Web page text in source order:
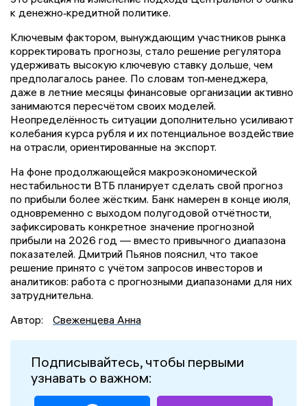
к денежно‑кредитной политике.
Ключевым фактором, вынуждающим участников рынка
корректировать прогнозы, стало решение регулятора
удерживать высокую ключевую ставку дольше, чем
предполагалось ранее. По словам топ‑менеджера,
даже в летние месяцы финансовые организации активно
занимаются пересчётом своих моделей.
Неопределённость ситуации дополнительно усиливают
колебания курса рубля и их потенциальное воздействие
на отрасли, ориентированные на экспорт.
На фоне продолжающейся макроэкономической
нестабильности ВТБ планирует сделать свой прогноз
по прибыли более жёстким. Банк намерен в конце июля,
одновременно с выходом полугодовой отчётности,
зафиксировать конкретное значение прогнозной
прибыли на 2026 год — вместо привычного диапазона
показателей. Дмитрий Пьянов пояснил, что такое
решение принято с учётом запросов инвесторов и
аналитиков: работа с прогнозными диапазонами для них
затруднительна.
Автор:
Свеженцева Анна
Подписывайтесь, чтобы первыми
узнавать о важном: